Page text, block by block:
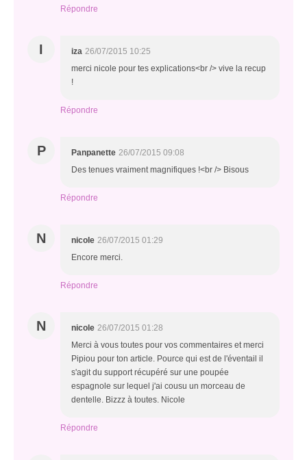
Répondre
I iza 26/07/2015 10:25
merci nicole pour tes explications<br /> vive la recup
!
Répondre
P Panpanette 26/07/2015 09:08
Des tenues vraiment magnifiques !<br /> Bisous
Répondre
N nicole 26/07/2015 01:29
Encore merci.
Répondre
N nicole 26/07/2015 01:28
Merci à vous toutes pour vos commentaires et merci
Pipiou pour ton article. Pource qui est de l'éventail il
s'agit du support récupéré sur une poupée
espagnole sur lequel j'ai cousu un morceau de
dentelle. Bizzz à toutes. Nicole
Répondre